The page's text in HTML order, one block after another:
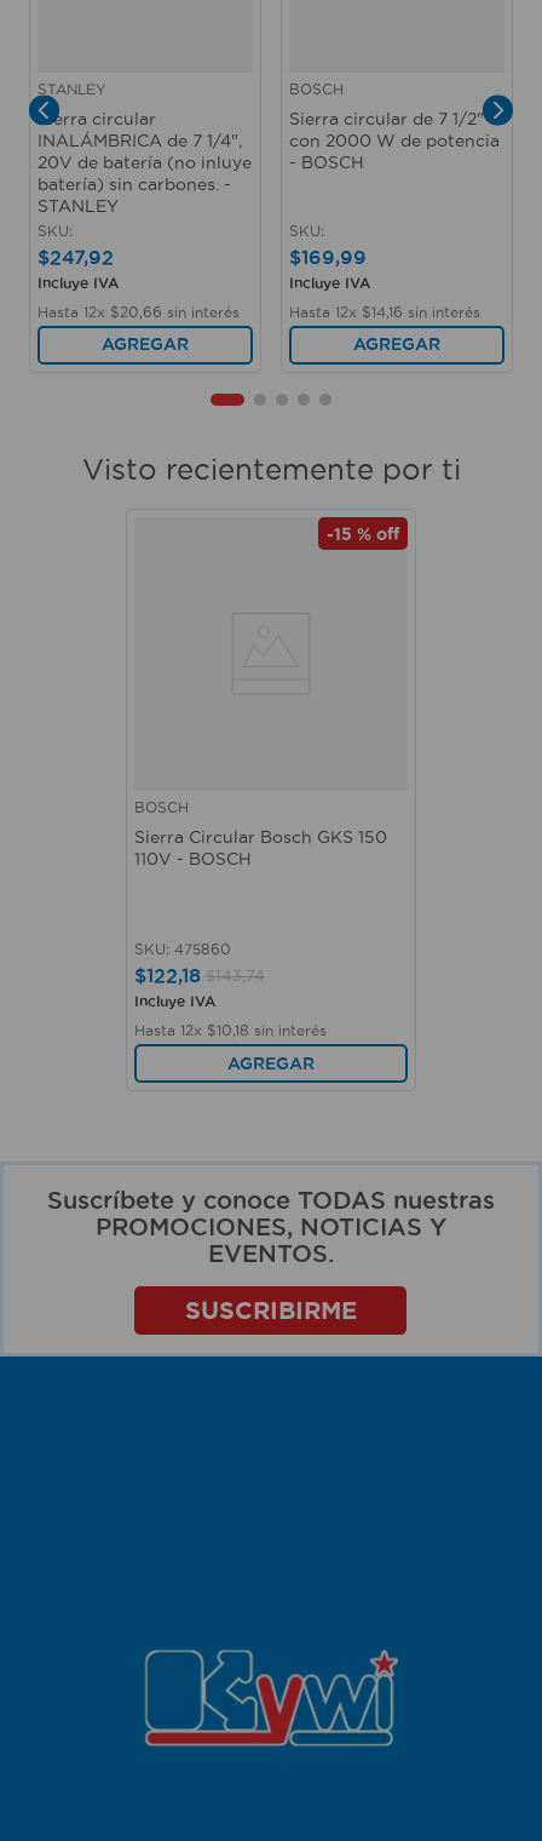
STANLEY
Sierra circular
INALÁMBRICA de 7 1/4",
20V de batería (no inluye
batería) sin carbones. -
STANLEY
SKU:
$247,92
Incluye IVA
Hasta 12x $20 66 sin interés
AGREGAR
BOSCH
Sierra circular de 7 1/2"
con 2000 W de potencia
- BOSCH
SKU:
$169,99
Incluye IVA
Hasta 12x $1416 sin interés
AGREGAR
Visto recientemente por ti
-15 % off
BOSCH
Sierra Circular Bosch GKS 150
110V - BOSCH
SKU: 475860
$122,18 $143,74
Incluye IVA
Hasta 12x $10 18 sin interés
AGREGAR
Suscríbete y conoce TODAS nuestras
PROMOCIONES, NOTICIAS Y
EVENTOS.
SUSCRIBIRME